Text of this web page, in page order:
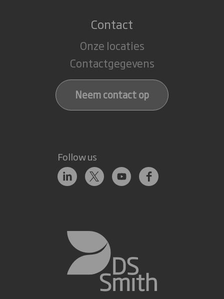
Contact
Onze locaties
Contactgegevens
Neem contact op
Follow us